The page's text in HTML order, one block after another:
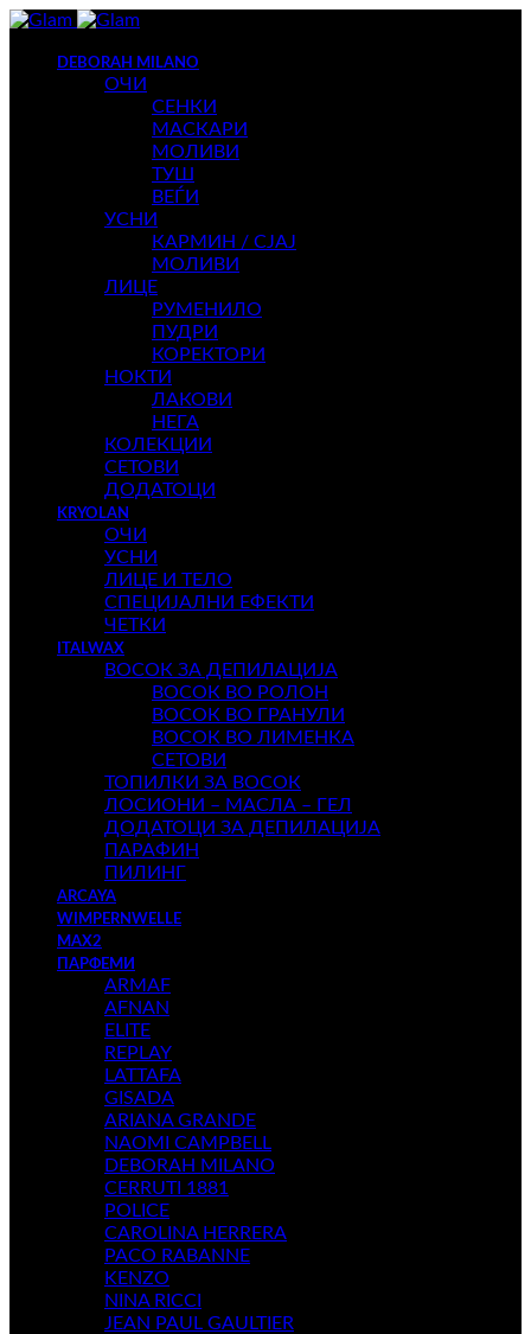
DEBORAH MILANO
ОЧИ
СЕНКИ
МАСКАРИ
МОЛИВИ
ТУШ
ВЕЃИ
УСНИ
КАРМИН / СЈАЈ
МОЛИВИ
ЛИЦЕ
РУМЕНИЛО
ПУДРИ
КОРЕКТОРИ
НОКТИ
ЛАКОВИ
НЕГА
КОЛЕКЦИИ
СЕТОВИ
ДОДАТОЦИ
KRYOLAN
ОЧИ
УСНИ
ЛИЦЕ И ТЕЛО
СПЕЦИЈАЛНИ ЕФЕКТИ
ЧЕТКИ
ITALWAX
ВОСОК ЗА ДЕПИЛАЦИЈА
ВОСОК ВО РОЛОН
ВОСОК ВО ГРАНУЛИ
ВОСОК ВО ЛИМЕНКА
СЕТОВИ
ТОПИЛКИ ЗА ВОСОК
ЛОСИОНИ – МАСЛА – ГЕЛ
ДОДАТОЦИ ЗА ДЕПИЛАЦИЈА
ПАРАФИН
ПИЛИНГ
ARCAYA
WIMPERNWELLE
MAX2
ПАРФЕМИ
ARMAF
AFNAN
ELITE
REPLAY
LATTAFA
GISADA
ARIANA GRANDE
NAOMI CAMPBELL
DEBORAH MILANO
CERRUTI 1881
POLICE
CAROLINA HERRERA
PACO RABANNE
KENZO
NINA RICCI
JEAN PAUL GAULTIER